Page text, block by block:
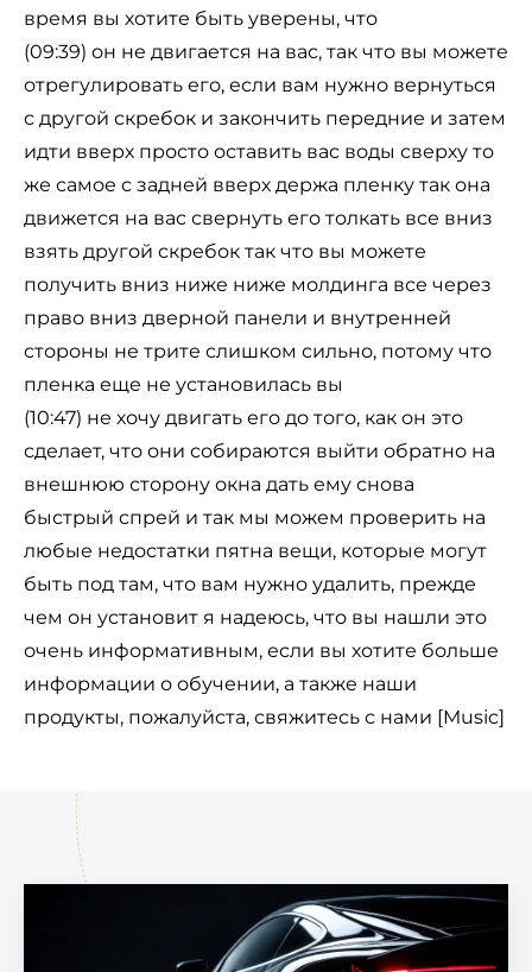
время вы хотите быть уверены, что
(09:39) он не двигается на вас, так что вы можете
отрегулировать его, если вам нужно вернуться
с другой скребок и закончить передние и затем
идти вверх просто оставить вас воды сверху то
же самое с задней вверх держа пленку так она
движется на вас свернуть его толкать все вниз
взять другой скребок так что вы можете
получить вниз ниже ниже молдинга все через
право вниз дверной панели и внутренней
стороны не трите слишком сильно, потому что
пленка еще не установилась вы
(10:47) не хочу двигать его до того, как он это
сделает, что они собираются выйти обратно на
внешнюю сторону окна дать ему снова
быстрый спрей и так мы можем проверить на
любые недостатки пятна вещи, которые могут
быть под там, что вам нужно удалить, прежде
чем он установит я надеюсь, что вы нашли это
очень информативным, если вы хотите больше
информации о обучении, а также наши
продукты, пожалуйста, свяжитесь с нами [Music]